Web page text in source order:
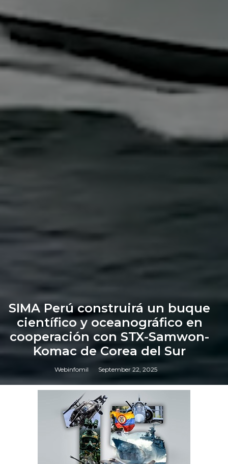
SIMA Perú construirá un buque
científico y oceanográfico en
cooperación con STX-Samwon-
Komac de Corea del Sur
Webinfomil September 22, 2025